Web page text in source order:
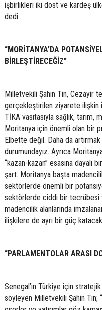
işbirlikleri iki dost ve kardeş
dedi.
“MORİTANYA’DA
BİRLEŞTİRECEĞİZ”
Milletvekili Şahin Tin, Cezayir
gerçekleştirilen ziyarete ilişkin
TİKA vasıtasıyla sağlık, tarım,
Moritanya için önemli olan bir
Elbette değil. Daha da
durumundayız. Ayrıca
“kazan-kazan” esasına dayalı
şart. Moritanya başta
sektörlerde önemli bir
sektörlerde ciddi bir tecrübesi
madencilik alanlarında
ilişkilere de ayrı bir güç
“PARLAMENTOLAR ARASI
Senegal’in Türkiye için
söyleyen Milletvekili Şahin Tin;